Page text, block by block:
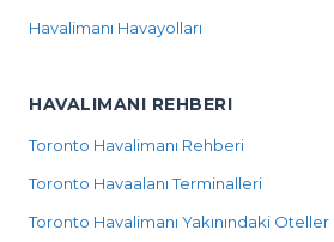
Havalimanı Havayolları
HAVALIMANI REHBERI
Toronto Havalimanı Rehberi
Toronto Havaalanı Terminalleri
Toronto Havalimanı Yakınındaki Oteller